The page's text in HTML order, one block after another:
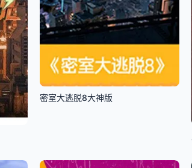
密室大逃脱8大神版